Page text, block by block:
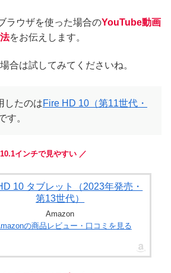
ラウザを使った場合のYouTube動画
をお伝えします。
合は試してみてくださいね。
したのはFire HD 10（第11世代・
す。
インチで見やすい ／
10 タブレット（2023年発売・
第13世代）
Amazon
の商品レビュー・口コミを見る